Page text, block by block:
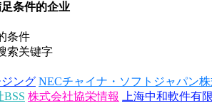
条件的企业
条件
索关键字
ング NECチャイナ・ソフトジャパン
BSS 株式会社協栄情報
上海中和軟件有